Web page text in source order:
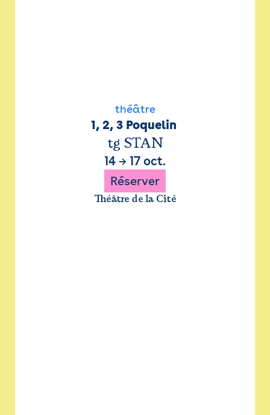
théâtre
1, 2, 3 Poquelin
tg STAN
14 → 17 oct.
Réserver
Théâtre de la Cité